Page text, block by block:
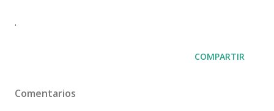
.
COMPARTIR
Comentarios